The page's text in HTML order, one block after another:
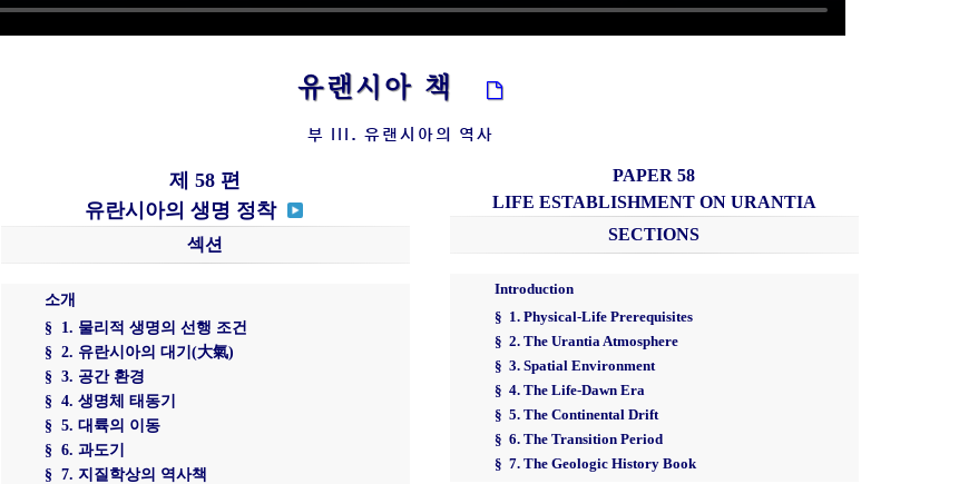
유랜시아 책
부 III. 유랜시아의 역사
제 58 편
유란시아의 생명 정착
섹션
소개
§ 1. 물리적 생명의 선행 조건
§ 2. 유란시아의 대기(大氣)
§ 3. 공간 환경
§ 4. 생명체 태동기
§ 5. 대륙의 이동
§ 6. 과도기
§ 7. 지질학상의 역사책
PAPER 58
LIFE ESTABLISHMENT ON URANTIA
SECTIONS
Introduction
§ 1. Physical-Life Prerequisites
§ 2. The Urantia Atmosphere
§ 3. Spatial Environment
§ 4. The Life-Dawn Era
§ 5. The Continental Drift
§ 6. The Transition Period
§ 7. The Geologic History Book